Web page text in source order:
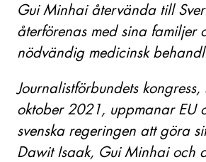
Gui Minhai återvända till
återförenas med sina familjer
nödvändig medicinsk
Journalistförbundets
oktober 2021, uppmanar EU
svenska regeringen att göra
Dawit Isaak, Gui Minhai och